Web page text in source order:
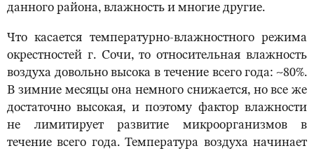
данного района, влажность и многие другие.
Что касается температурно-влажностного режима
окрестностей г. Сочи, то относительная влажность
воздуха довольно высока в течение всего года: ~80%.
В зимние месяцы она немного снижается, но все же
достаточно высокая, и поэтому фактор влажности
не лимитирует развитие микроорганизмов в
течение всего года. Температура воздуха начинает